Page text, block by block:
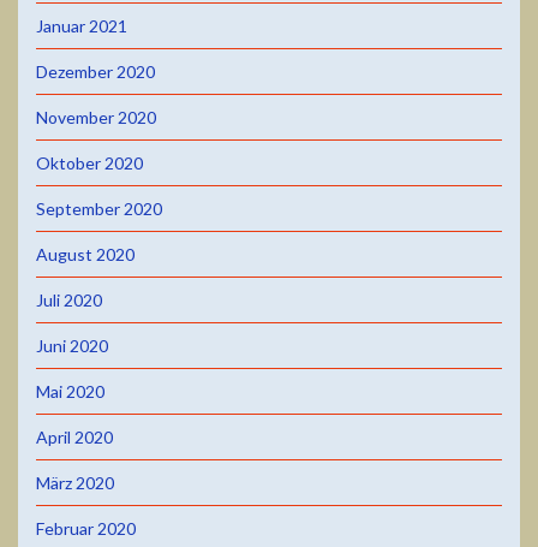
Januar 2021
Dezember 2020
November 2020
Oktober 2020
September 2020
August 2020
Juli 2020
Juni 2020
Mai 2020
April 2020
März 2020
Februar 2020